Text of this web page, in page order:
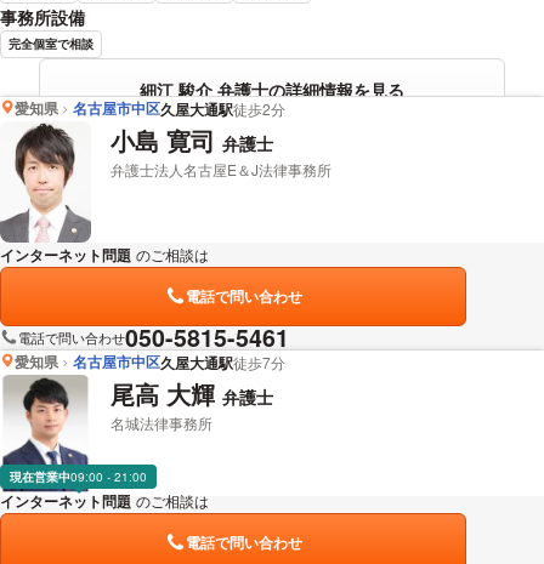
事務所設備
完全個室で相談
細江 駿介 弁護士の詳細情報を見る
愛知県 名古屋市中区久屋大通駅徒歩2分
小島 寛司 弁護士
弁護士法人名古屋E＆J法律事務所
インターネット問題 のご相談は
電話で問い合わせ
電話で問い合わせ050-5815-5461
愛知県 名古屋市中区久屋大通駅徒歩7分
尾高 大輝 弁護士
名城法律事務所
現在営業中09:00 - 21:00
インターネット問題 のご相談は
電話で問い合わせ